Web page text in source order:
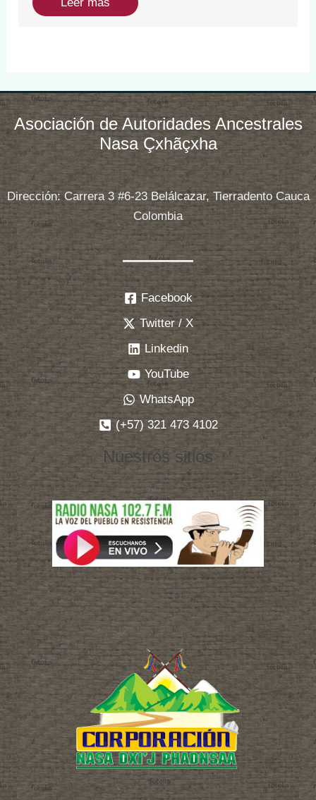
Asociación de Autoridades Ancestrales
Nasa Çxhãçxha
Dirección: Carrera 3 #6-23 Belálcazar, Tierradento Cauca
Colombia
Facebook
Twitter / X
Linkedin
YouTube
WhatsApp
(+57) 321 473 4102
Nuestros sitios